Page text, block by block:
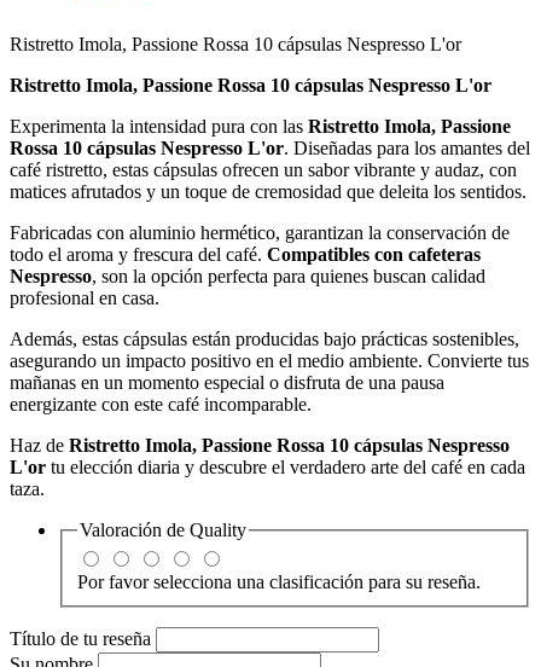
Ristretto Imola, Passione Rossa 10 cápsulas Nespresso L'or
Ristretto Imola, Passione Rossa 10 cápsulas Nespresso L'or
Experimenta la intensidad pura con las Ristretto Imola, Passione
Rossa 10 cápsulas Nespresso L'or. Diseñadas para los amantes del
café ristretto, estas cápsulas ofrecen un sabor vibrante y audaz, con
matices afrutados y un toque de cremosidad que deleita los sentidos.
Fabricadas con aluminio hermético, garantizan la conservación de
todo el aroma y frescura del café. Compatibles con cafeteras
Nespresso, son la opción perfecta para quienes buscan calidad
profesional en casa.
Además, estas cápsulas están producidas bajo prácticas sostenibles,
asegurando un impacto positivo en el medio ambiente. Convierte tus
mañanas en un momento especial o disfruta de una pausa
energizante con este café incomparable.
Haz de Ristretto Imola, Passione Rossa 10 cápsulas Nespresso
L'or tu elección diaria y descubre el verdadero arte del café en cada
taza.
Valoración de Quality
Por favor selecciona una clasificación para su reseña.
Título de tu reseña